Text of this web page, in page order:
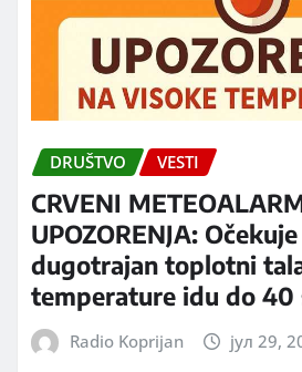
DRUŠTVO VESTI
CRVENI
UPOZORENJA:
dugotrajan toplotni
temperature idu do 40
Radio Koprijan јул 29,